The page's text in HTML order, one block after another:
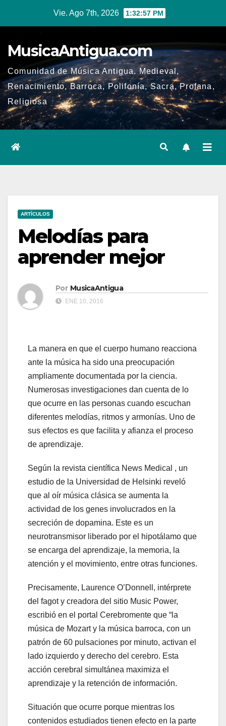
Vie. Ago 7th, 2026 1:32:58 PM
MusicaAntigua.com
Comunidad de Música Antigua. Medieval,
Renacimiento, Barroca, Polifonía, Sacra, Profana,
Religiosa
ARTÍCULOS
Melodías para
aprender mejor
Por MusicaAntigua
ENE 10, 2016
La manera en que el cuerpo humano reacciona
ante la música ha sido una preocupación
ampliamente documentada por la ciencia.
Numerosas investigaciones dan cuenta de lo
que ocurre en las personas cuando escuchan
diferentes melodías, ritmos y armonías. Uno de
sus efectos es que facilita y afianza el proceso
de aprendizaje.
Según la revista científica News Medical , un
estudio de la Universidad de Helsinki reveló
que al oír música clásica se aumenta la
actividad de los genes involucrados en la
secreción de dopamina. Este es un
neurotransmisor liberado por el hipotálamo que
se encarga del aprendizaje, la memoria, la
atención y el movimiento, entre otras funciones.
Precisamente, Laurence O’Donnell, intérprete
del fagot y creadora del sitio Music Power,
escribió en el portal Cerebromente que “la
música de Mozart y la música barroca, con un
patrón de 60 pulsaciones por minuto, activan el
lado izquierdo y derecho del cerebro. Esta
acción cerebral simultánea maximiza el
aprendizaje y la retención de información.
Situación que ocurre porque mientras los
contenidos estudiados tienen efecto en la parte